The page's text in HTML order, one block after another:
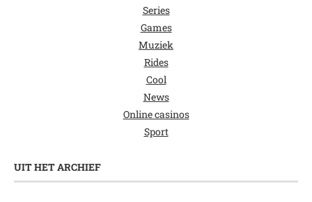
Series
Games
Muziek
Rides
Cool
News
Online casinos
Sport
UIT HET ARCHIEF